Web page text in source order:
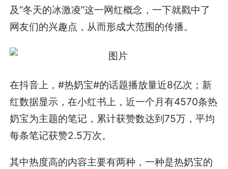
及“冬天的冰激凌”这一网红概念，一下就戳中了
网友们的兴趣点，从而形成大范围的传播。
在抖音上，#热奶宝#的话题播放量近8亿次；新
红数据显示，在小红书上，近一个月有4570条热
奶宝为主题的笔记，累计获赞数达到75万，平均
每条笔记获赞2.5万次。
其中热度高的内容主要有两种，一种是热奶宝的